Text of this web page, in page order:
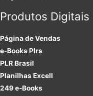
Produtos Digitais
Página de Vendas
e-Books Plrs
PLR Brasil
Planilhas Excell
249 e-Books